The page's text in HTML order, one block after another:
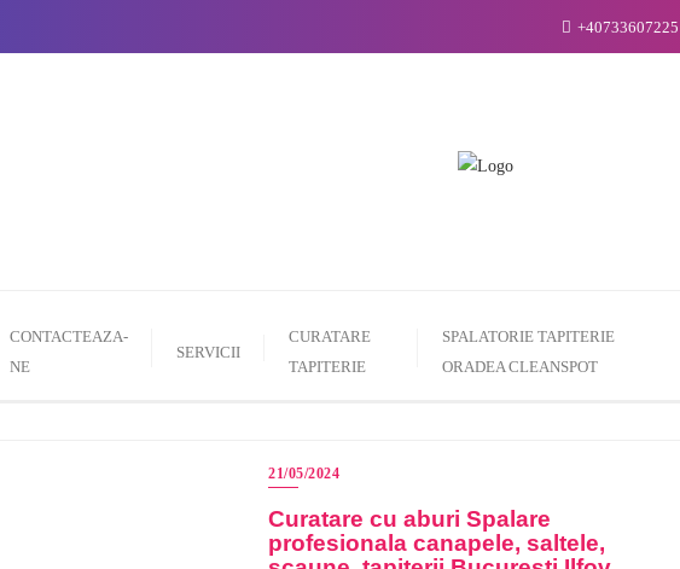
+40733607225
CONTACTEAZA-
NE
SERVICII
CURATARE
TAPITERIE
SPALATORIE TAPITERIE
ORADEA CLEANSPOT
21/05/2024
Curatare cu aburi Spalare
profesionala canapele, saltele,